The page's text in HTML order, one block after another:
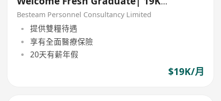
| 5 Days
Besteam Personnel Consultancy Limited
提供雙糧待遇
享有全面醫療保險
20天有薪年假
$19K/月